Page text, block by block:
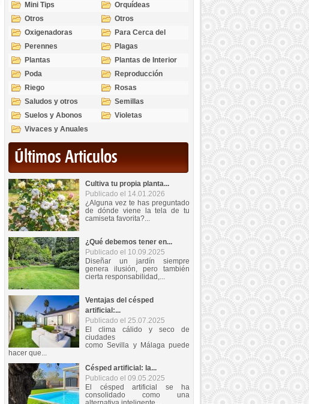
Mini Tips
Orquídeas
Otros
Otros
Oxigenadoras
Para Cerca del
Estanque
Perennes
Plagas
Plantas
Plantas de Interior
Poda
Reproducción
Riego
Rosas
Saludos y otros
temas
Semillas
Suelos y Abonos
Violetas
Vivaces y Anuales
Últimos Articulos
Cultiva tu propia planta...
Publicado el 14.01.2026
¿Alguna vez te has preguntado
de dónde viene la tela de tu
camiseta favorita?...
¿Qué debemos tener en...
Publicado el 10.09.2025
Diseñar un jardín siempre
genera ilusión, pero también
cierta responsabilidad,...
Ventajas del césped
artificial:...
Publicado el 25.07.2025
El clima cálido y seco de
ciudades
como Sevilla y Málaga puede
hacer que...
Césped artificial: la...
Publicado el 09.05.2025
El césped artificial se ha
consolidado como una